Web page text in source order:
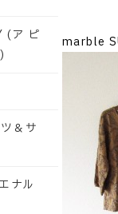
marble
(ア ピ
＆サ
ナル